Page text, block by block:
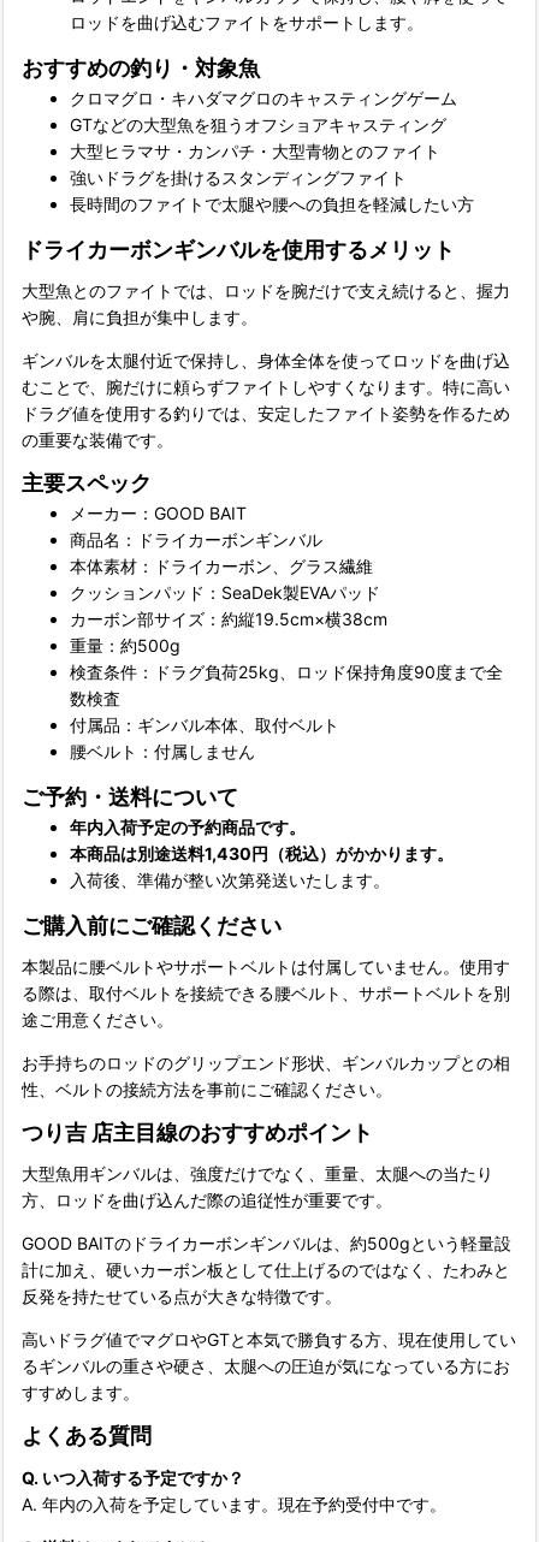
ロッドを曲げ込むファイトをサポートします。
おすすめの釣り・対象魚
クロマグロ・キハダマグロのキャスティングゲーム
GTなどの大型魚を狙うオフショアキャスティング
大型ヒラマサ・カンパチ・大型青物とのファイト
強いドラグを掛けるスタンディングファイト
長時間のファイトで太腿や腰への負担を軽減したい方
ドライカーボンギンバルを使用するメリット
大型魚とのファイトでは、ロッドを腕だけで支え続けると、握力
や腕、肩に負担が集中します。
ギンバルを太腿付近で保持し、身体全体を使ってロッドを曲げ込
むことで、腕だけに頼らずファイトしやすくなります。特に高い
ドラグ値を使用する釣りでは、安定したファイト姿勢を作るため
の重要な装備です。
主要スペック
メーカー：GOOD BAIT
商品名：ドライカーボンギンバル
本体素材：ドライカーボン、グラス繊維
クッションパッド：SeaDek製EVAパッド
カーボン部サイズ：約縦19.5cm×横38cm
重量：約500g
検査条件：ドラグ負荷25kg、ロッド保持角度90度まで全
数検査
付属品：ギンバル本体、取付ベルト
腰ベルト：付属しません
ご予約・送料について
年内入荷予定の予約商品です。
本商品は別途送料1,430円（税込）がかかります。
入荷後、準備が整い次第発送いたします。
ご購入前にご確認ください
本製品に腰ベルトやサポートベルトは付属していません。使用す
る際は、取付ベルトを接続できる腰ベルト、サポートベルトを別
途ご用意ください。
お手持ちのロッドのグリップエンド形状、ギンバルカップとの相
性、ベルトの接続方法を事前にご確認ください。
つり吉 店主目線のおすすめポイント
大型魚用ギンバルは、強度だけでなく、重量、太腿への当たり
方、ロッドを曲げ込んだ際の追従性が重要です。
GOOD BAITのドライカーボンギンバルは、約500gという軽量設
計に加え、硬いカーボン板として仕上げるのではなく、たわみと
反発を持たせている点が大きな特徴です。
高いドラグ値でマグロやGTと本気で勝負する方、現在使用してい
るギンバルの重さや硬さ、太腿への圧迫が気になっている方にお
すすめします。
よくある質問
Q. いつ入荷する予定ですか？
A. 年内の入荷を予定しています。現在予約受付中です。